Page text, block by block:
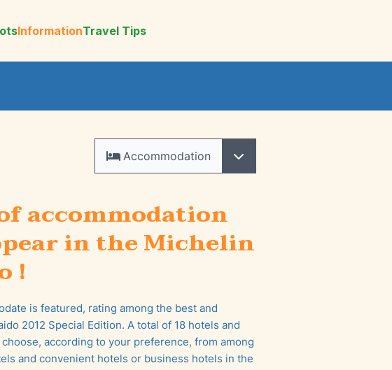
InformationTravel Tips
Accommodation
accommodation
in the Michelin
!
is featured, rating among the best and
2012 Special Edition. A total of 18 hotels and
according to your preference, from among
and convenient hotels or business hotels in the